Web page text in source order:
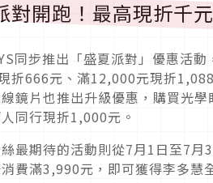
對開跑！最高現折千
同步推出「盛夏派對」優惠活
折666元、滿12,000元現折
鏡片也推出升級優惠，購買光
同行現折1,000元。
最期待的活動則從7月1日至7
費滿3,990元，即可獲得李多慧